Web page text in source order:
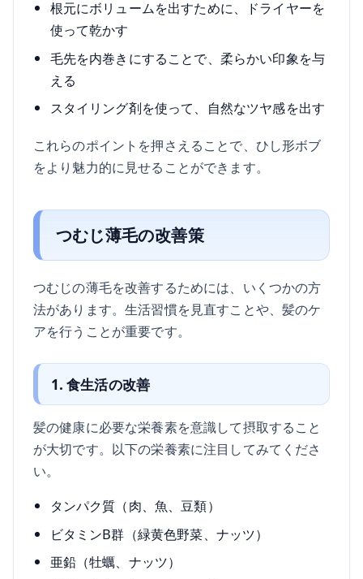
根元にボリュームを出すために、ドライヤーを
使って乾かす
毛先を内巻きにすることで、柔らかい印象を与
える
スタイリング剤を使って、自然なツヤ感を出す
これらのポイントを押さえることで、ひし形ボブ
をより魅力的に見せることができます。
つむじ薄毛の改善策
つむじの薄毛を改善するためには、いくつかの方
法があります。生活習慣を見直すことや、髪のケ
アを行うことが重要です。
1. 食生活の改善
髪の健康に必要な栄養素を意識して摂取すること
が大切です。以下の栄養素に注目してみてくださ
い。
タンパク質（肉、魚、豆類）
ビタミンB群（緑黄色野菜、ナッツ）
亜鉛（牡蠣、ナッツ）